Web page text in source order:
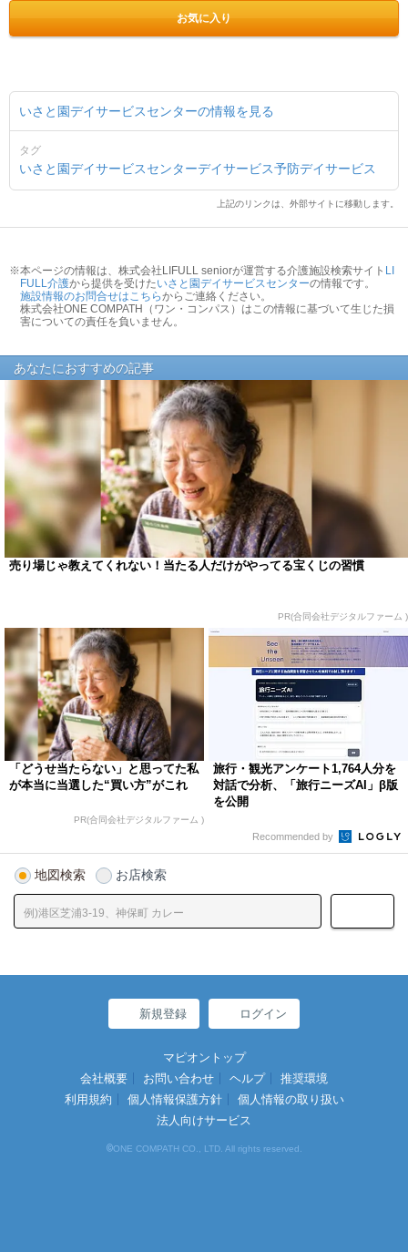
お気に入り
いさと園デイサービスセンターの情報を見る
タグ
いさと園デイサービスセンターデイサービス予防デイサービス
上記のリンクは、外部サイトに移動します。
※本ページの情報は、株式会社LIFULL seniorが運営する介護施設検索サイト LI
FULL介護から提供を受けたいさと園デイサービスセンターの情報です。
施設情報のお問合せはこちらからご連絡ください。
株式会社ONE COMPATH（ワン・コンパス）はこの情報に基づいて生じた損
害についての責任を負いません。
あなたにおすすめの記事
売り場じゃ教えてくれない！当たる人だけがやってる宝くじの習慣
PR(合同会社デジタルファーム )
「どうせ当たらない」と思ってた私
が本当に当選した“買い方”がこれ
PR(合同会社デジタルファーム )
旅行・観光アンケート1,764人分を
対話で分析、「旅行ニーズAI」β版
を公開
Recommended by
地図検索 お店検索
新規登録 ログイン
マピオントップ
会社概要
お問い合わせ ヘルプ
推奨環境
利用規約
個人情報保護方針
個人情報の取り扱い
法人向けサービス
©ONE COMPATH CO., LTD. All rights reserved.